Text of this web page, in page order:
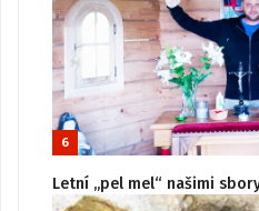
6
Letní „pel mel“ našimi